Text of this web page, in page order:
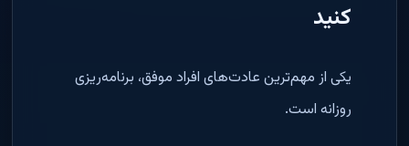
کنید
یکی از مهم‌ترین عادت‌های افراد موفق، برنامه‌ریزی
روزانه است.